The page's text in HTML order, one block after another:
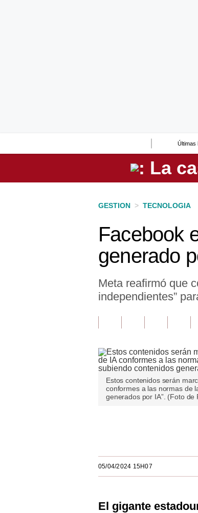
Últimas
Perú
GESTION > TECNOLOGIA
Facebook
generado
Meta reafirmó que
independientes”
Estos contenidos serán
conformes a las normas de
generados por IA”. (Foto de
05/04/2024 15H07
El gigante